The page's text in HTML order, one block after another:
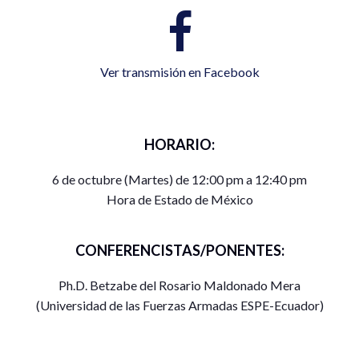
Ver transmisión en Facebook
HORARIO:
6 de octubre (Martes) de 12:00 pm a 12:40 pm
Hora de Estado de México
CONFERENCISTAS/PONENTES:
Ph.D. Betzabe del Rosario Maldonado Mera
(Universidad de las Fuerzas Armadas ESPE-Ecuador)